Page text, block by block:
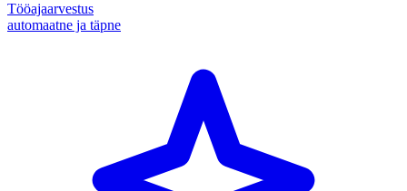
Tööajaarvestus
automaatne ja täpne